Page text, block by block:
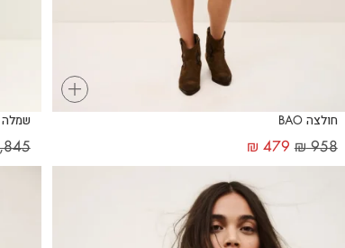
+
חולצה BAO
₪958
₪ 479
שמלה ANAELLE